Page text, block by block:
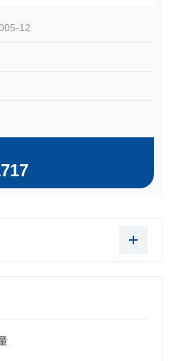
21 CFR 177-1550）。满足 U
至 260°C）
12